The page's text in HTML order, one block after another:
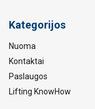
Kategorijos
Nuoma
Kontaktai
Paslaugos
Lifting KnowHow